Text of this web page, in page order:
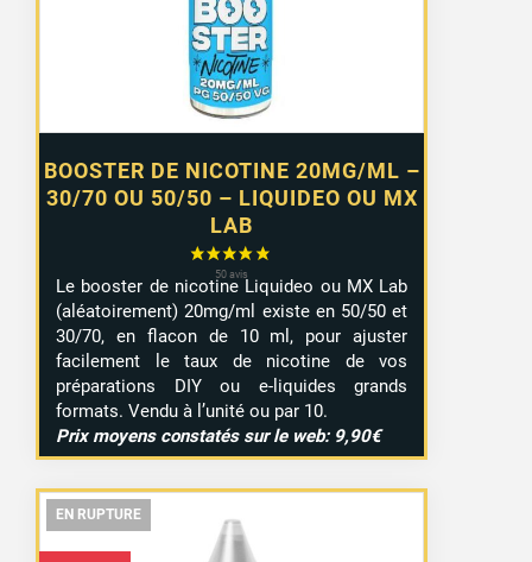
BOOSTER DE NICOTINE 20MG/ML –
30/70 OU 50/50 – LIQUIDEO OU MX
LAB
à
7,99 €
Le booster de nicotine Liquideo ou MX Lab
(aléatoirement) 20mg/ml existe en 50/50 et
30/70, en flacon de 10 ml, pour ajuster
facilement le taux de nicotine de vos
préparations DIY ou e-liquides grands
formats. Vendu à l’unité ou par 10.
Prix moyens constatés sur le web: 9,90€
EN RUPTURE
EN RUPTURE
EN RUPTURE